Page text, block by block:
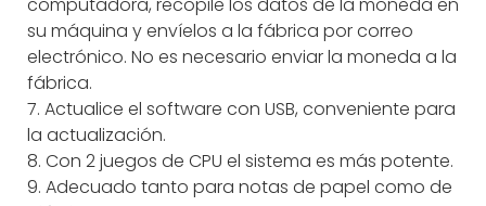
su máquina y envíelos a la fábrica por correo
electrónico. No es necesario enviar la moneda a la
fábrica.
7. Actualice el software con USB, conveniente para
la actualización.
8. Con 2 juegos de CPU el sistema es más potente.
9. Adecuado tanto para notas de papel como de